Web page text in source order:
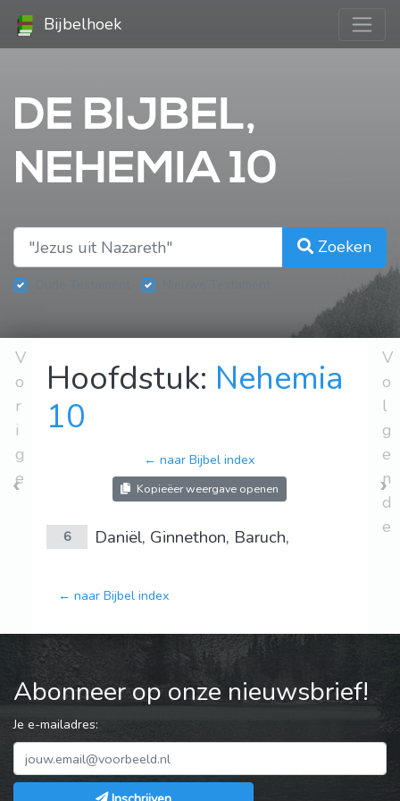
Bijbelhoek
DE BIJBEL,
NEHEMIA 10
Zoeken
V
o
r
i
g
e
Hoofdstuk: Nehemia
10
← naar Bijbel index
Kopieëer weergave openen
6 Daniël, Ginnethon, Baruch,
← naar Bijbel index
V
o
l
g
e
n
d
e
Abonneer op onze nieuwsbrief!
Je e-mailadres: